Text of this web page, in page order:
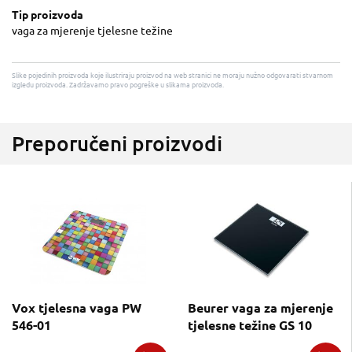
Tip proizvoda
vaga za mjerenje tjelesne težine
Slike pojedinih proizvoda koje ilustriraju proizvod na web stranici ne moraju nužno odgovarati stvarnom
izgledu proizvoda. Zadržavamo pravo pogreške u slikama proizvoda.
Preporučeni proizvodi
Vox tjelesna vaga PW
546-01
Beurer vaga za mjerenje
tjelesne težine GS 10